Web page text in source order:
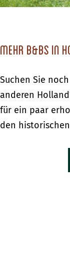
Mehr B&Bs in
Suchen Sie
anderen
für ein paar
den